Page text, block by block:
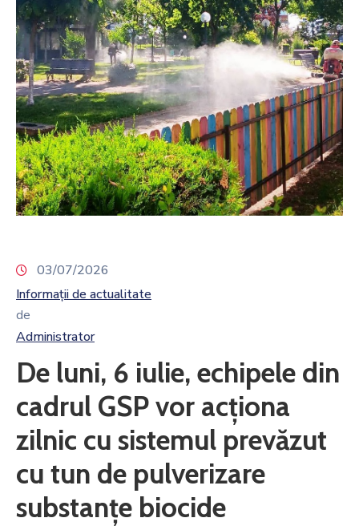
03/07/2026
Informații de actualitate
de
Administrator
De luni, 6 iulie, echipele din
cadrul GSP vor acționa
zilnic cu sistemul prevăzut
cu tun de pulverizare
substanțe biocide